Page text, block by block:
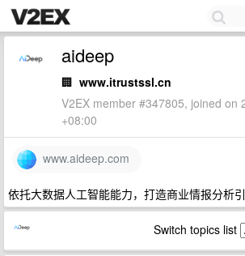
aideep
🏢 www.itrustssl.cn
V2EX member #347805, joined on
+08:00
www.aideep.com
依托大数据人工智能能力，打造商业情报分析引
Switch topics list